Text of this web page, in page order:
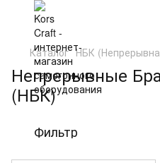
Каталог НБК
Непрерывные
(НБК)
Фильтр